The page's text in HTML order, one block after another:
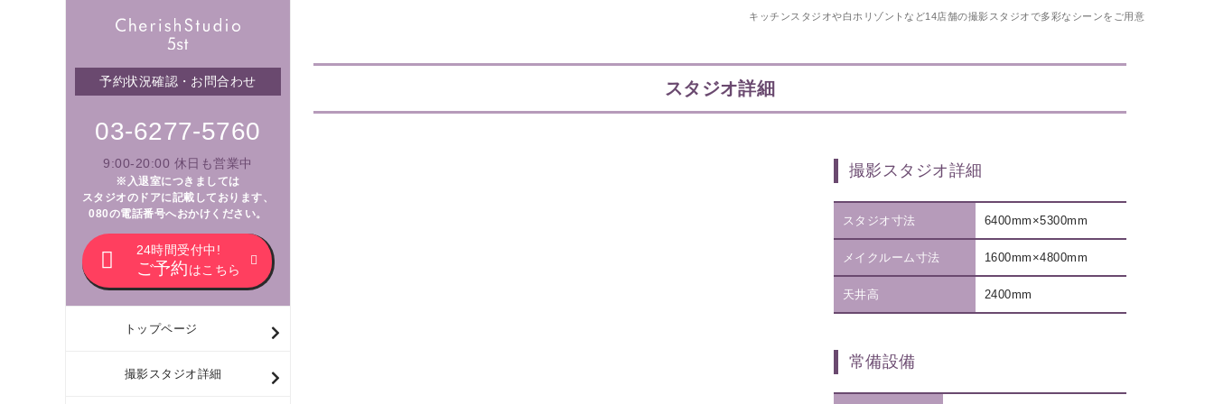
予約状況確認・お問合わせ
03-6277-5760
9:00-20:00 休日も営業中
※入退室につきましては
スタジオのドアに記載しております、
080の電話番号へおかけください。
24時間受付中!
ご予約はこちら
トップページ
撮影スタジオ詳細
キッチンスタジオや白ホリゾントなど14店舗の撮影スタジオで多彩なシーンをご用意
スタジオ詳細
撮影スタジオ詳細
スタジオ寸法 6400mm×5300mm
メイクルーム寸法 1600mm×4800mm
天井高 2400mm
常備設備